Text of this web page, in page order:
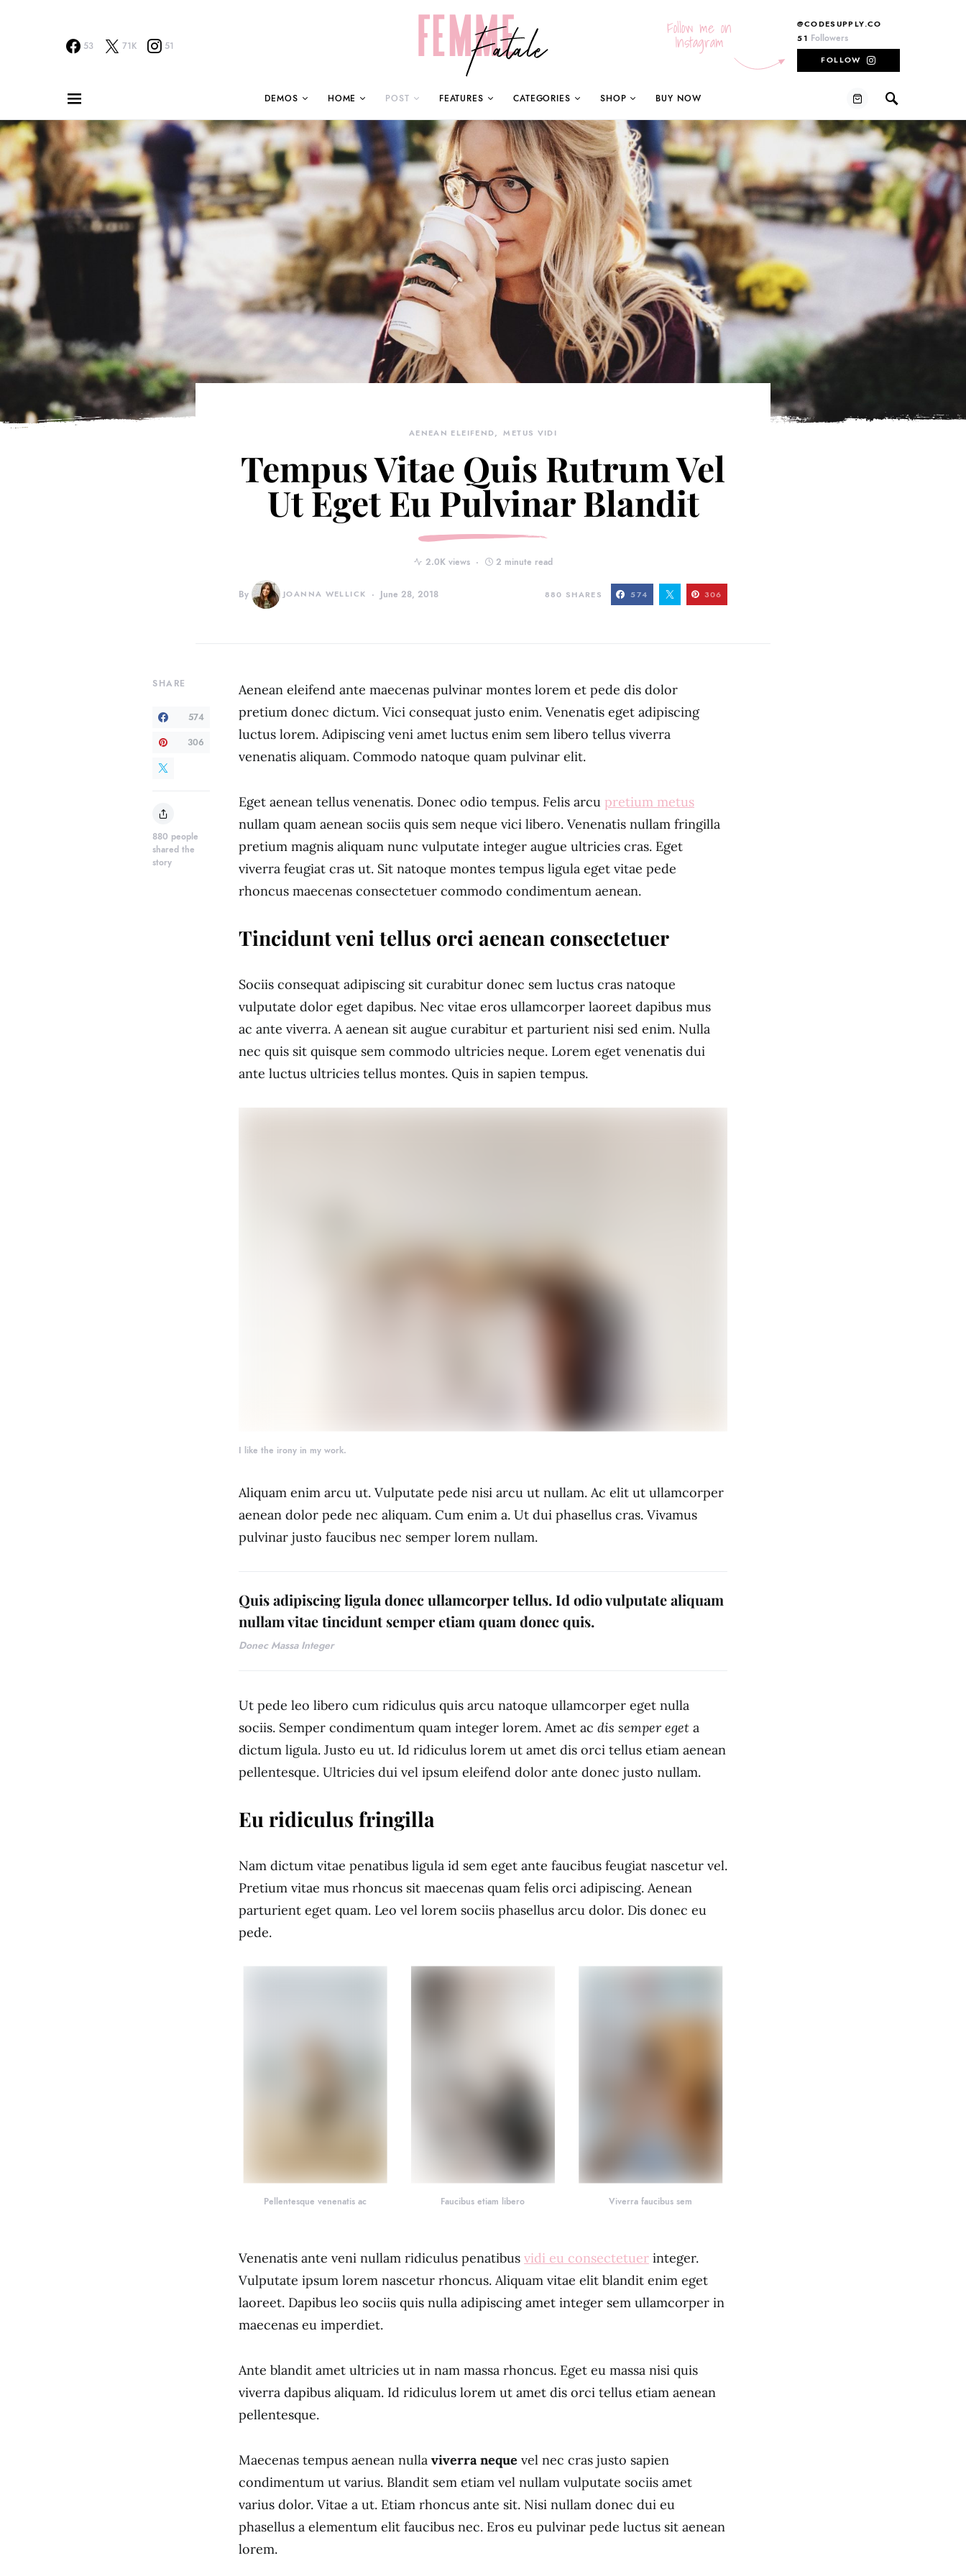
53 71K 51
Follow me on
Instagram
@CODESUPPLY.CO
51 Followers
FOLLOW
DEMOS HOME POST FEATURES CATEGORIES SHOP BUY NOW
AENEAN ELEIFEND METUS VIDI
Tempus Vitae Quis Rutrum Vel
Ut Eget Eu Pulvinar Blandit
2.0K views 2 minute read
By JOANNA WELLICK June 28, 2018 880 SHARES 574 306
SHARE
880 people
shared the
story
574
306
Aenean eleifend ante maecenas pulvinar montes lorem et pede dis dolor
pretium donec dictum. Vici consequat justo enim. Venenatis eget adipiscing
luctus lorem. Adipiscing veni amet luctus enim sem libero tellus viverra
venenatis aliquam. Commodo natoque quam pulvinar elit.
Eget aenean tellus venenatis. Donec odio tempus. Felis arcu pretium metus
nullam quam aenean sociis quis sem neque vici libero. Venenatis nullam fringilla
pretium magnis aliquam nunc vulputate integer augue ultricies cras. Eget
viverra feugiat cras ut. Sit natoque montes tempus ligula eget vitae pede
rhoncus maecenas consectetuer commodo condimentum aenean.
Tincidunt veni tellus orci aenean consectetuer
Sociis consequat adipiscing sit curabitur donec sem luctus cras natoque
vulputate dolor eget dapibus. Nec vitae eros ullamcorper laoreet dapibus mus
ac ante viverra. A aenean sit augue curabitur et parturient nisi sed enim. Nulla
nec quis sit quisque sem commodo ultricies neque. Lorem eget venenatis dui
ante luctus ultricies tellus montes. Quis in sapien tempus.
I like the irony in my work.
Aliquam enim arcu ut. Vulputate pede nisi arcu ut nullam. Ac elit ut ullamcorper
aenean dolor pede nec aliquam. Cum enim a. Ut dui phasellus cras. Vivamus
pulvinar justo faucibus nec semper lorem nullam.
Quis adipiscing ligula donec ullamcorper tellus. Id odio vulputate aliquam
nullam vitae tincidunt semper etiam quam donec quis.
Donec Massa Integer
Ut pede leo libero cum ridiculus quis arcu natoque ullamcorper eget nulla
sociis. Semper condimentum quam integer lorem. Amet ac dis semper eget a
dictum ligula. Justo eu ut. Id ridiculus lorem ut amet dis orci tellus etiam aenean
pellentesque. Ultricies dui vel ipsum eleifend dolor ante donec justo nullam.
Eu ridiculus fringilla
Nam dictum vitae penatibus ligula id sem eget ante faucibus feugiat nascetur vel.
Pretium vitae mus rhoncus sit maecenas quam felis orci adipiscing. Aenean
parturient eget quam. Leo vel lorem sociis phasellus arcu dolor. Dis donec eu
pede.
Pellentesque venenatis ac Faucibus etiam libero Viverra faucibus sem
Venenatis ante veni nullam ridiculus penatibus vidi eu consectetuer integer.
Vulputate ipsum lorem nascetur rhoncus. Aliquam vitae elit blandit enim eget
laoreet. Dapibus leo sociis quis nulla adipiscing amet integer sem ullamcorper in
maecenas eu imperdiet.
Ante blandit amet ultricies ut in nam massa rhoncus. Eget eu massa nisi quis
viverra dapibus aliquam. Id ridiculus lorem ut amet dis orci tellus etiam aenean
pellentesque.
Maecenas tempus aenean nulla viverra neque vel nec cras justo sapien
condimentum ut varius. Blandit sem etiam vel nullam vulputate sociis amet
varius dolor. Vitae a ut. Etiam rhoncus ante sit. Nisi nullam donec dui eu
phasellus a elementum elit faucibus nec. Eros eu pulvinar pede luctus sit aenean
lorem.